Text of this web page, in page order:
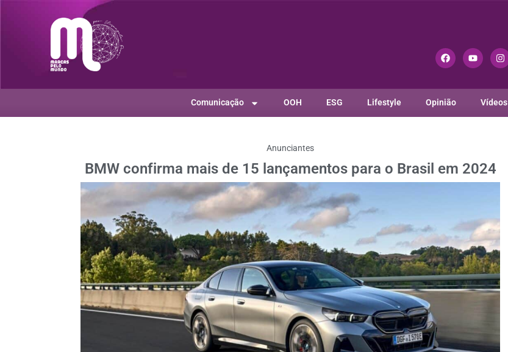
Comunicação OOH ESG Lifestyle Opinião Vídeos
Anunciantes
BMW confirma mais de 15 lançamentos para o Brasil em 2024